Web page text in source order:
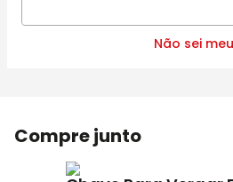
Não sei meu
Compre junto